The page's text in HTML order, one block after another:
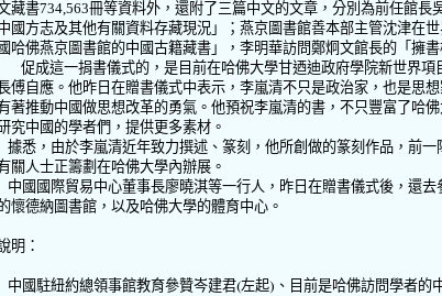
藏書734,563冊等資料外，還附了三篇中文的文章，分別為前任館長
國方志及其他有關資料存藏現況」；燕京圖書館善本部主管沈津在
國哈佛燕京圖書館的中國古籍藏書」，李明華訪問鄭炯文館長的「擁
促成這一捐書儀式的，是目前在哈佛大學甘迺迪政府學院新世界項
傅自應。他昨日在贈書儀式中表示，李嵐清不只是政治家，也是思
著推動中國做思想改革的勇氣。他預祝李嵐清的書，不只豐富了哈
究中國的學者們，提供更多素材。
據悉，由於李嵐清近年致力撰述、篆刻，他所創做的篆刻作品，前
關人士正籌劃在哈佛大學內辦展。
中國國際貿易中心董事長廖曉淇等一行人，昨日在贈書儀式後，還
懷德納圖書館，以及哈佛大學的體育中心。
明：
中國駐紐約總領事館教育參贊岑建君(左起) 、目前是哈佛訪問學者的